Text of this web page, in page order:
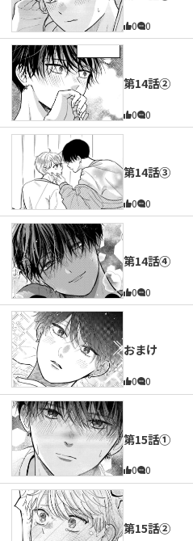
0 0
第14話②
0 0
第14話③
0 0
第14話④
0 0
おまけ
0 0
第15話①
0 0
第15話②